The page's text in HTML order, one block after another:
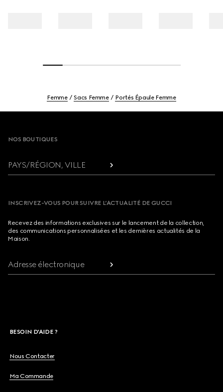
Femme Sacs Femme Portés Épaule Femme
NOS BOUTIQUES
PAYS/RÉGION, VILLE
INSCRIVEZ-VOUS POUR SUIVRE L’ACTUALITÉ DE GUCCI
Recevez des informations exclusives sur le lancement de la collection,
des communications personnalisées et les dernières actualités de la
Maison.
Adresse électronique
BESOIN D'AIDE ?
Nous Contacter
Ma Commande